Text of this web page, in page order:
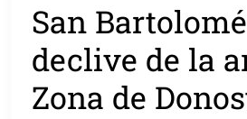
San
declive de la
Zona de